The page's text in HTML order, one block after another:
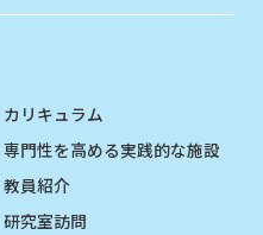
カリキュラム
専門性を高める実践的な施設
教員紹介
研究室訪問